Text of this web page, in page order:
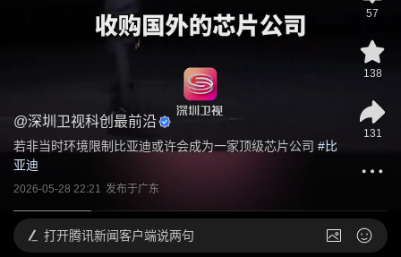
@深圳卫视科创最前沿
若非当时环境限制比亚迪或许会成为一家顶级芯片公司 #比
亚迪
2026-05-28 22:21 发布于广东
57
138
131
打开腾讯新闻客户端说两句